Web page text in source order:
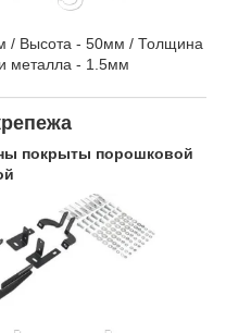
/ Высота - 50мм / Толщина
металла - 1.5мм
покрыты порошковой